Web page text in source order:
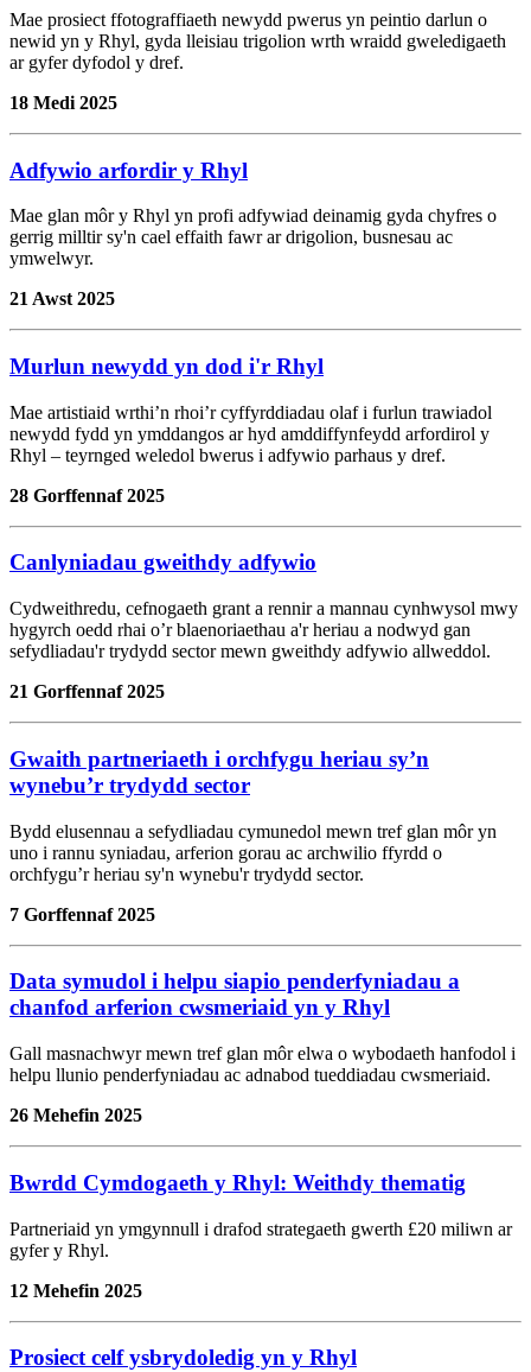
Mae prosiect ffotograffiaeth newydd pwerus yn peintio darlun o
newid yn y Rhyl, gyda lleisiau trigolion wrth wraidd gweledigaeth
ar gyfer dyfodol y dref.
18 Medi 2025
Adfywio arfordir y Rhyl
Mae glan môr y Rhyl yn profi adfywiad deinamig gyda chyfres o
gerrig milltir sy'n cael effaith fawr ar drigolion, busnesau ac
ymwelwyr.
21 Awst 2025
Murlun newydd yn dod i'r Rhyl
Mae artistiaid wrthi’n rhoi’r cyffyrddiadau olaf i furlun trawiadol
newydd fydd yn ymddangos ar hyd amddiffynfeydd arfordirol y
Rhyl – teyrnged weledol bwerus i adfywio parhaus y dref.
28 Gorffennaf 2025
Canlyniadau gweithdy adfywio
Cydweithredu, cefnogaeth grant a rennir a mannau cynhwysol mwy
hygyrch oedd rhai o’r blaenoriaethau a'r heriau a nodwyd gan
sefydliadau'r trydydd sector mewn gweithdy adfywio allweddol.
21 Gorffennaf 2025
Gwaith partneriaeth i orchfygu heriau sy’n
wynebu’r trydydd sector
Bydd elusennau a sefydliadau cymunedol mewn tref glan môr yn
uno i rannu syniadau, arferion gorau ac archwilio ffyrdd o
orchfygu’r heriau sy'n wynebu'r trydydd sector.
7 Gorffennaf 2025
Data symudol i helpu siapio penderfyniadau a
chanfod arferion cwsmeriaid yn y Rhyl
Gall masnachwyr mewn tref glan môr elwa o wybodaeth hanfodol i
helpu llunio penderfyniadau ac adnabod tueddiadau cwsmeriaid.
26 Mehefin 2025
Bwrdd Cymdogaeth y Rhyl: Weithdy thematig
Partneriaid yn ymgynnull i drafod strategaeth gwerth £20 miliwn ar
gyfer y Rhyl.
12 Mehefin 2025
Prosiect celf ysbrydoledig yn y Rhyl